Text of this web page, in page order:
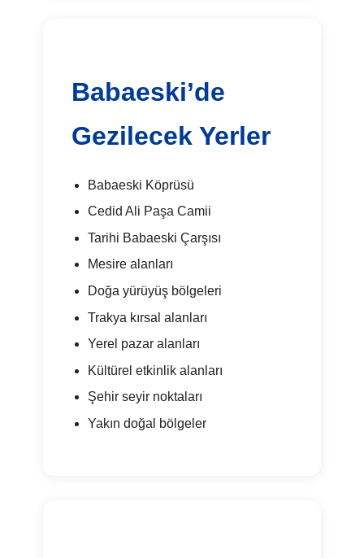
Babaeski’de
Gezilecek Yerler
Babaeski Köprüsü
Cedid Ali Paşa Camii
Tarihi Babaeski Çarşısı
Mesire alanları
Doğa yürüyüş bölgeleri
Trakya kırsal alanları
Yerel pazar alanları
Kültürel etkinlik alanları
Şehir seyir noktaları
Yakın doğal bölgeler